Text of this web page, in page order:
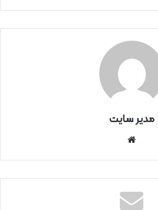
مدیر سایت
نتی